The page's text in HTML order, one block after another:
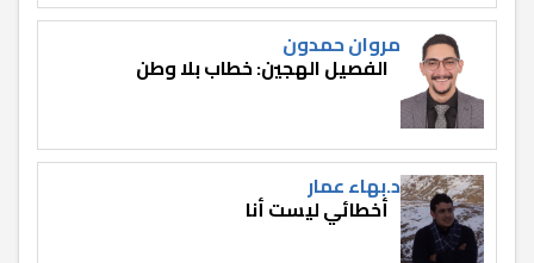
مروان حمدون
الفصيل الهجين: خطاب بلا وطن
د.بهاء عمار
أخطائي ليست أنا